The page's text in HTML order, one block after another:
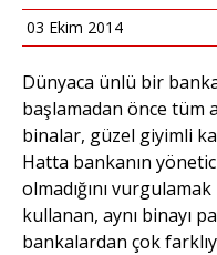
03 Ekim 2014
Dünyaca ünlü bir
başlamadan önce tüm
binalar, güzel giyimli
Hatta bankanın
olmadığını
kullanan, aynı binayı
bankalardan çok